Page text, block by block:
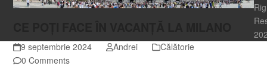
9 septembrie 2024 Andrei
Călătorie
0 Comments